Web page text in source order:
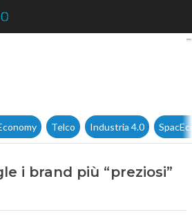
Verizon e Google i brand più
Telco Industria 4.0
i brand più “preziosi”